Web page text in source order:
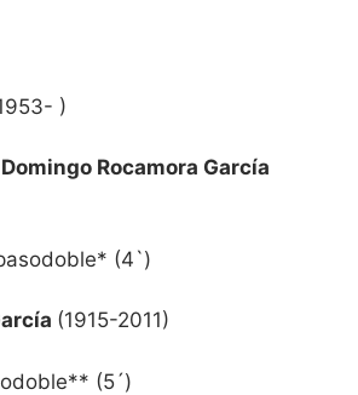
)
Domingo Rocamora García
(4`)
(1915-2011)
(5´)